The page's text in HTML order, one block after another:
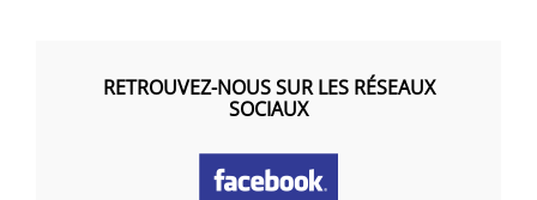
RETROUVEZ-NOUS SUR LES RÉSEAUX
SOCIAUX